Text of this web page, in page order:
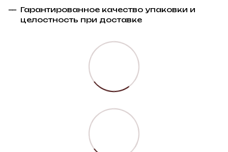
Гарантированное качество упаковки и
целостность при доставке